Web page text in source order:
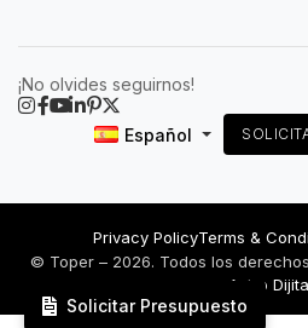
¡No olvides seguirnos!
Español
Privacy PolicyTerms &
© Toper – 2026. Todos los
Astro
Solicitar Presupuesto